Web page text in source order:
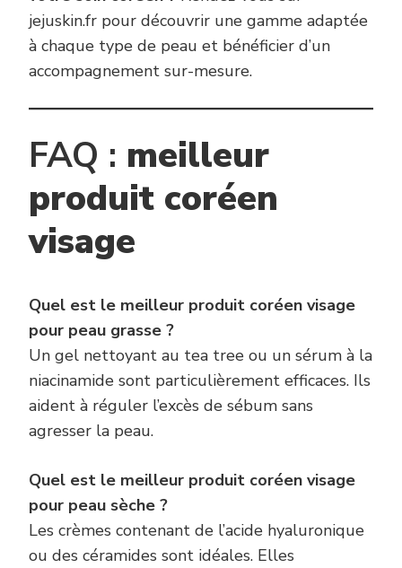
jejuskin.fr pour découvrir une gamme adaptée
à chaque type de peau et bénéficier d’un
accompagnement sur-mesure.
FAQ : meilleur
produit coréen
visage
Quel est le meilleur produit coréen visage
pour peau grasse ?
Un gel nettoyant au tea tree ou un sérum à la
niacinamide sont particulièrement efficaces. Ils
aident à réguler l’excès de sébum sans
agresser la peau.
Quel est le meilleur produit coréen visage
pour peau sèche ?
Les crèmes contenant de l’acide hyaluronique
ou des céramides sont idéales. Elles